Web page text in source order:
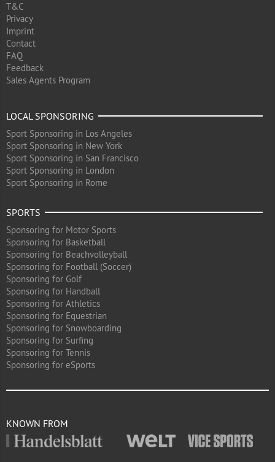
T&C
Privacy
Imprint
Contact
FAQ
Feedback
Sales Agents Program
LOCAL SPONSORING
Sport Sponsoring in Los Angeles
Sport Sponsoring in New York
Sport Sponsoring in San Francisco
Sport Sponsoring in London
Sport Sponsoring in Rome
SPORTS
Sponsoring for Motor Sports
Sponsoring for Basketball
Sponsoring for Beachvolleyball
Sponsoring for Football (Soccer)
Sponsoring for Golf
Sponsoring for Handball
Sponsoring for Athletics
Sponsoring for Equestrian
Sponsoring for Snowboarding
Sponsoring for Surfing
Sponsoring for Tennis
Sponsoring for eSports
KNOWN FROM